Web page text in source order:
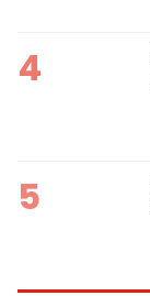
4
5